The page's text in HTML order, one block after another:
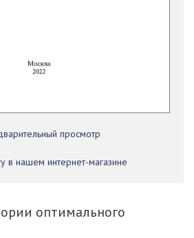
просмотр
в нашем интернет-магазине
оптимального